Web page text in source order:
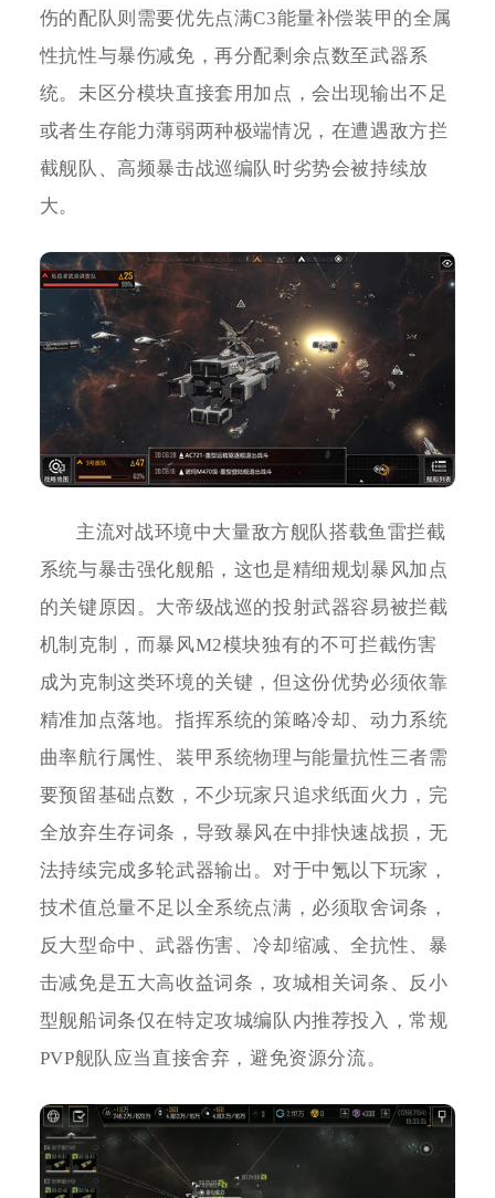
伤的配队则需要优先点满C3能量补偿装甲的全属
性抗性与暴伤减免，再分配剩余点数至武器系
统。未区分模块直接套用加点，会出现输出不足
或者生存能力薄弱两种极端情况，在遭遇敌方拦
截舰队、高频暴击战巡编队时劣势会被持续放
大。
主流对战环境中大量敌方舰队搭载鱼雷拦截
系统与暴击强化舰船，这也是精细规划暴风加点
的关键原因。大帝级战巡的投射武器容易被拦截
机制克制，而暴风M2模块独有的不可拦截伤害
成为克制这类环境的关键，但这份优势必须依靠
精准加点落地。指挥系统的策略冷却、动力系统
曲率航行属性、装甲系统物理与能量抗性三者需
要预留基础点数，不少玩家只追求纸面火力，完
全放弃生存词条，导致暴风在中排快速战损，无
法持续完成多轮武器输出。对于中氪以下玩家，
技术值总量不足以全系统点满，必须取舍词条，
反大型命中、武器伤害、冷却缩减、全抗性、暴
击减免是五大高收益词条，攻城相关词条、反小
型舰船词条仅在特定攻城编队内推荐投入，常规
PVP舰队应当直接舍弃，避免资源分流。